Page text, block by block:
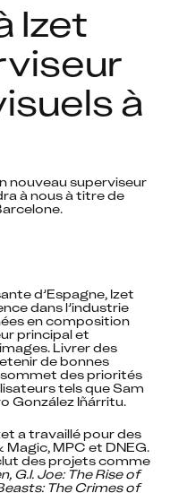
Izet
à
nouveau superviseur
à nous à titre de
d’Espagne, Izet
dans l’industrie
en composition
principal et
Livrer des
de bonnes
des priorités
tels que Sam
González Iñárritu.
a travaillé pour des
MPC et DNEG.
G.I. Joe: The Rise of
The Crimes of